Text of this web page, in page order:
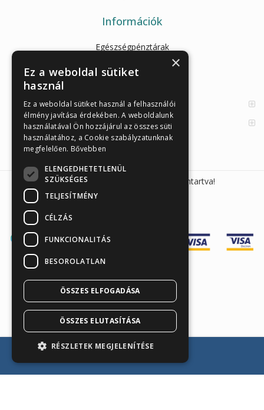
Információk
Egészségpénztárak
Cikkek
Enzimes béldaganatszűrés
Orvosi információk
Sunmed Kft. 2026 © Minden jog fenntartva!
Árukereső.hu
×
Ez a weboldal sütiket
használ
Ez a weboldal sütiket használ a felhasználói
élmény javítása érdekében. A weboldalunk
használatával Ön hozzájárul az összes süti
használatához, a Cookie szabályzatunknak
megfelelően. Bővebben
ELENGEDHETETLENÜL
SZÜKSÉGES
TELJESÍTMÉNY
CÉLZÁS
FUNKCIONALITÁS
BESOROLATLAN
ÖSSZES ELFOGADÁSA
ÖSSZES ELUTASÍTÁSA
RÉSZLETEK MEGJELENÍTÉSE